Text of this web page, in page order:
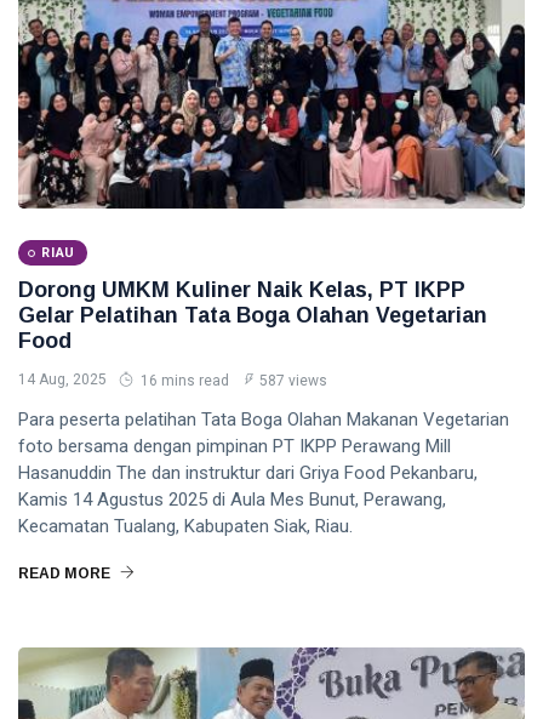
RIAU
Dorong UMKM Kuliner Naik Kelas, PT IKPP
Gelar Pelatihan Tata Boga Olahan Vegetarian
Food
14 Aug, 2025 16 mins read 587 views
Para peserta pelatihan Tata Boga Olahan Makanan Vegetarian
foto bersama dengan pimpinan PT IKPP Perawang Mill
Hasanuddin The dan instruktur dari Griya Food Pekanbaru,
Kamis 14 Agustus 2025 di Aula Mes Bunut, Perawang,
Kecamatan Tualang, Kabupaten Siak, Riau.
READ MORE